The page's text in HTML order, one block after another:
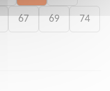
67 69 74